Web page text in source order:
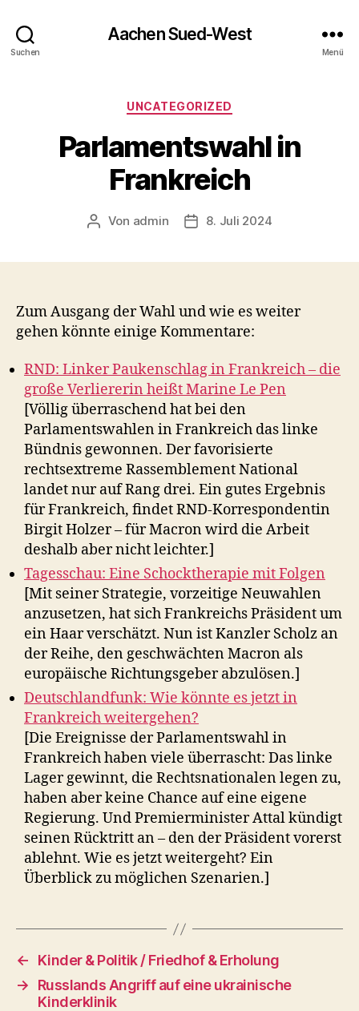
Suchen
Aachen Sued-West
Menü
Kategorien
UNCATEGORIZED
Parlamentswahl in
Frankreich
Beitragsautor
Von admin Veröffentlichungsdatum
8. Juli 2024
Zum Ausgang der Wahl und wie es weiter
gehen könnte einige Kommentare:
RND: Linker Paukenschlag in Frankreich – die
große Verliererin heißt Marine Le Pen
[Völlig überraschend hat bei den
Parlamentswahlen in Frankreich das linke
Bündnis gewonnen. Der favorisierte
rechtsextreme Rassemblement National
landet nur auf Rang drei. Ein gutes Ergebnis
für Frankreich, findet RND-Korrespondentin
Birgit Holzer – für Macron wird die Arbeit
deshalb aber nicht leichter.]
Tagesschau: Eine Schocktherapie mit Folgen
[Mit seiner Strategie, vorzeitige Neuwahlen
anzusetzen, hat sich Frankreichs Präsident um
ein Haar verschätzt. Nun ist Kanzler Scholz an
der Reihe, den geschwächten Macron als
europäische Richtungsgeber abzulösen.]
Deutschlandfunk: Wie könnte es jetzt in
Frankreich weitergehen?
[Die Ereignisse der Parlamentswahl in
Frankreich haben viele überrascht: Das linke
Lager gewinnt, die Rechtsnationalen legen zu,
haben aber keine Chance auf eine eigene
Regierung. Und Premierminister Attal kündigt
seinen Rücktritt an – den der Präsident vorerst
ablehnt. Wie es jetzt weitergeht? Ein
Überblick zu möglichen Szenarien.]
←
Kinder & Politik / Friedhof & Erholung
→
Russlands Angriff auf eine ukrainische
Kinderklinik